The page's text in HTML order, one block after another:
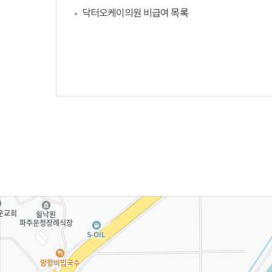
닥터오케이의원 비급여 목록